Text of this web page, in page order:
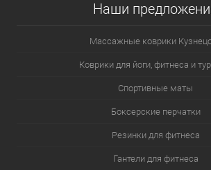
Наши
Массажные коврики
Коврики для йоги, фитнеса и
Спортивные маты
Боксерские перчатки
Резинки для фитнеса
Гантели для фитнеса